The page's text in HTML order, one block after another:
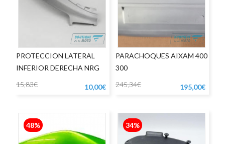
PROTECCION LATERAL
INFERIOR DERECHA NRG
15,83€
10,00€
PARACHOQUES AIXAM 400
300
245,34€
195,00€
48% 34%